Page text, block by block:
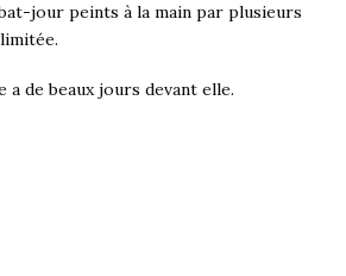
jour peints à la main par plusieurs
a de beaux jours devant elle.